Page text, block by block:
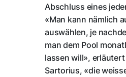
Abschluss eines
«Man kann nämlich
auswählen, je
man dem Pool
lassen will», erläutert
Sartorius, «die